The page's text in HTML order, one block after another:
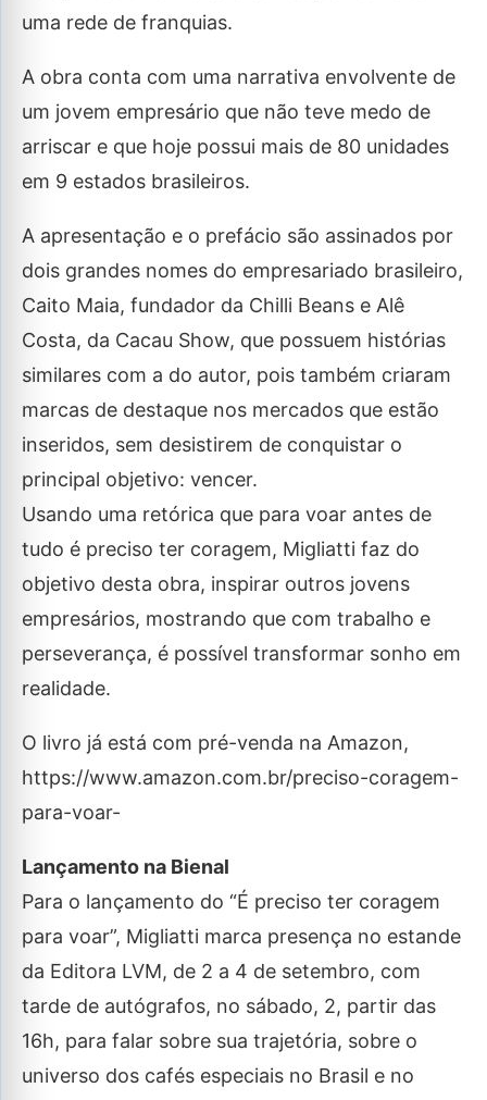
uma rede de franquias.
A obra conta com uma narrativa envolvente de
um jovem empresário que não teve medo de
arriscar e que hoje possui mais de 80 unidades
em 9 estados brasileiros.
A apresentação e o prefácio são assinados por
dois grandes nomes do empresariado brasileiro,
Caito Maia, fundador da Chilli Beans e Alê
Costa, da Cacau Show, que possuem histórias
similares com a do autor, pois também criaram
marcas de destaque nos mercados que estão
inseridos, sem desistirem de conquistar o
principal objetivo: vencer.
Usando uma retórica que para voar antes de
tudo é preciso ter coragem, Migliatti faz do
objetivo desta obra, inspirar outros jovens
empresários, mostrando que com trabalho e
perseverança, é possível transformar sonho em
realidade.
O livro já está com pré-venda na Amazon,
https://www.amazon.com.br/preciso-coragem-
para-voar-
Lançamento na Bienal
Para o lançamento do “É preciso ter coragem
para voar”, Migliatti marca presença no estande
da Editora LVM, de 2 a 4 de setembro, com
tarde de autógrafos, no sábado, 2, partir das
16h, para falar sobre sua trajetória, sobre o
universo dos cafés especiais no Brasil e no